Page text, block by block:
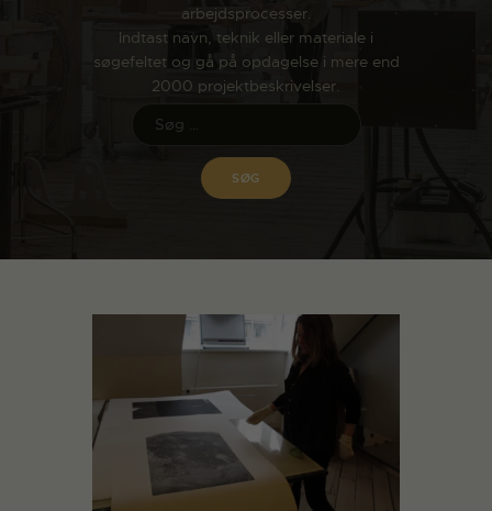
arbejdsprocesser.
Indtast navn, teknik eller materiale i
søgefeltet og gå på opdagelse i mere end
2000 projektbeskrivelser.